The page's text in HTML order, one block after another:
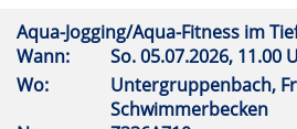
Aqua-Jogging/Aqua-Fitness im
Wann:
So.05.07.2026, 11.00
Wo:
Untergruppenbach,
Schwimmerbecken